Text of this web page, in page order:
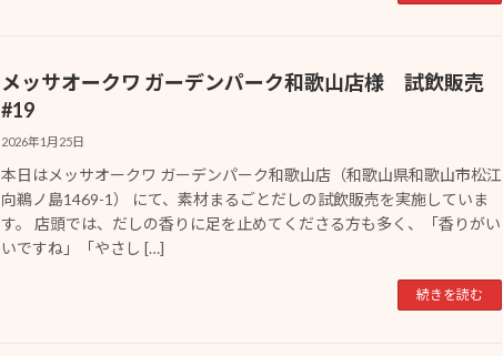
メッサオークワ ガーデンパーク和歌山店様 試飲販売
#19
2026年1月25日
本日はメッサオークワ ガーデンパーク和歌山店（和歌山県和歌山市松江
向鵜ノ島1469-1） にて、素材まるごとだしの試飲販売を実施していま
す。 店頭では、だしの香りに足を止めてくださる方も多く、「香りがい
いですね」「やさし […]
続きを読む